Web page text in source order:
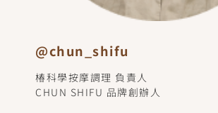
@chun_shifu
椿科學按摩調理 負責人
CHUN SHIFU 品牌創辦人